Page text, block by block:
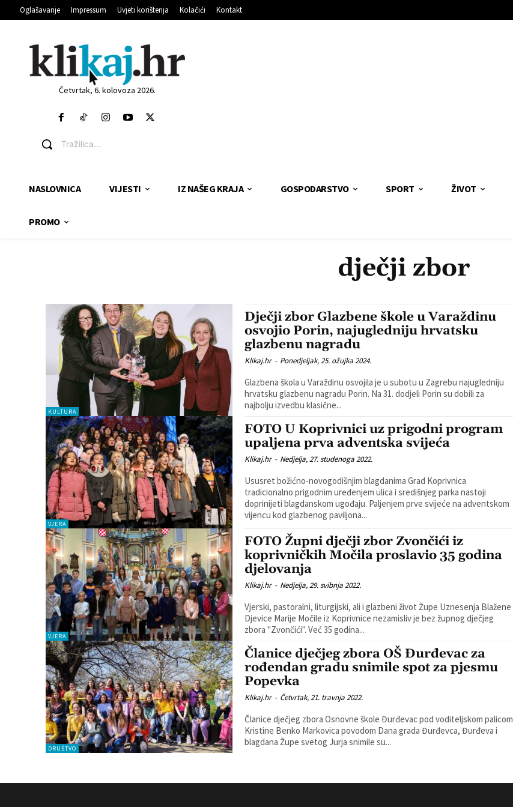
Oglašavanje Impressum Uvjeti korištenja Kolačići Kontakt
Četvrtak, 6. kolovoza 2026.
Tražilica...
NASLOVNICA VIJESTI IZ NAŠEG KRAJA GOSPODARSTVO SPORT ŽIVOT
PROMO
dječji zbor
KULTURA
Dječji zbor Glazbene škole u Varaždinu
osvojio Porin, najugledniju hrvatsku
glazbenu nagradu
Klikaj.hr - Ponedjeljak, 25. ožujka 2024.
Glazbena škola u Varaždinu osvojila je u subotu u Zagrebu najugledniju
hrvatsku glazbenu nagradu Porin. Na 31. dodjeli Porin su dobili za
najbolju izvedbu klasične...
VJERA
FOTO U Koprivnici uz prigodni program
upaljena prva adventska svijeća
Klikaj.hr - Nedjelja, 27. studenoga 2022.
Ususret božićno-novogodišnjim blagdanima Grad Koprivnica
tradicionalno prigodnim uređenjem ulica i središnjeg parka nastoji
doprinijeti blagdanskom ugođaju. Paljenjem prve svijeće na adventskom
vijencu kod glazbenog paviljona...
VJERA
FOTO Župni dječji zbor Zvončići iz
koprivničkih Močila proslavio 35 godina
djelovanja
Klikaj.hr - Nedjelja, 29. svibnja 2022.
Vjerski, pastoralni, liturgijski, ali i glazbeni život Župe Uznesenja Blažene
Djevice Marije Močile iz Koprivnice nezamisliv je bez župnog dječjeg
zbora "Zvončići". Već 35 godina...
DRUŠTVO
Članice dječjeg zbora OŠ Đurđevac za
rođendan gradu snimile spot za pjesmu
Popevka
Klikaj.hr - Četvrtak, 21. travnja 2022.
Članice dječjeg zbora Osnovne škole Đurđevac pod voditeljskom palicom
Kristine Benko Markovica povodom Dana grada Đurđevca, Đurđeva i
blagdana Župe svetog Jurja snimile su...